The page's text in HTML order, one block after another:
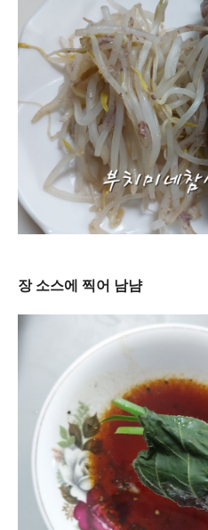
개인 접시
장 소스에 찍어 남냠